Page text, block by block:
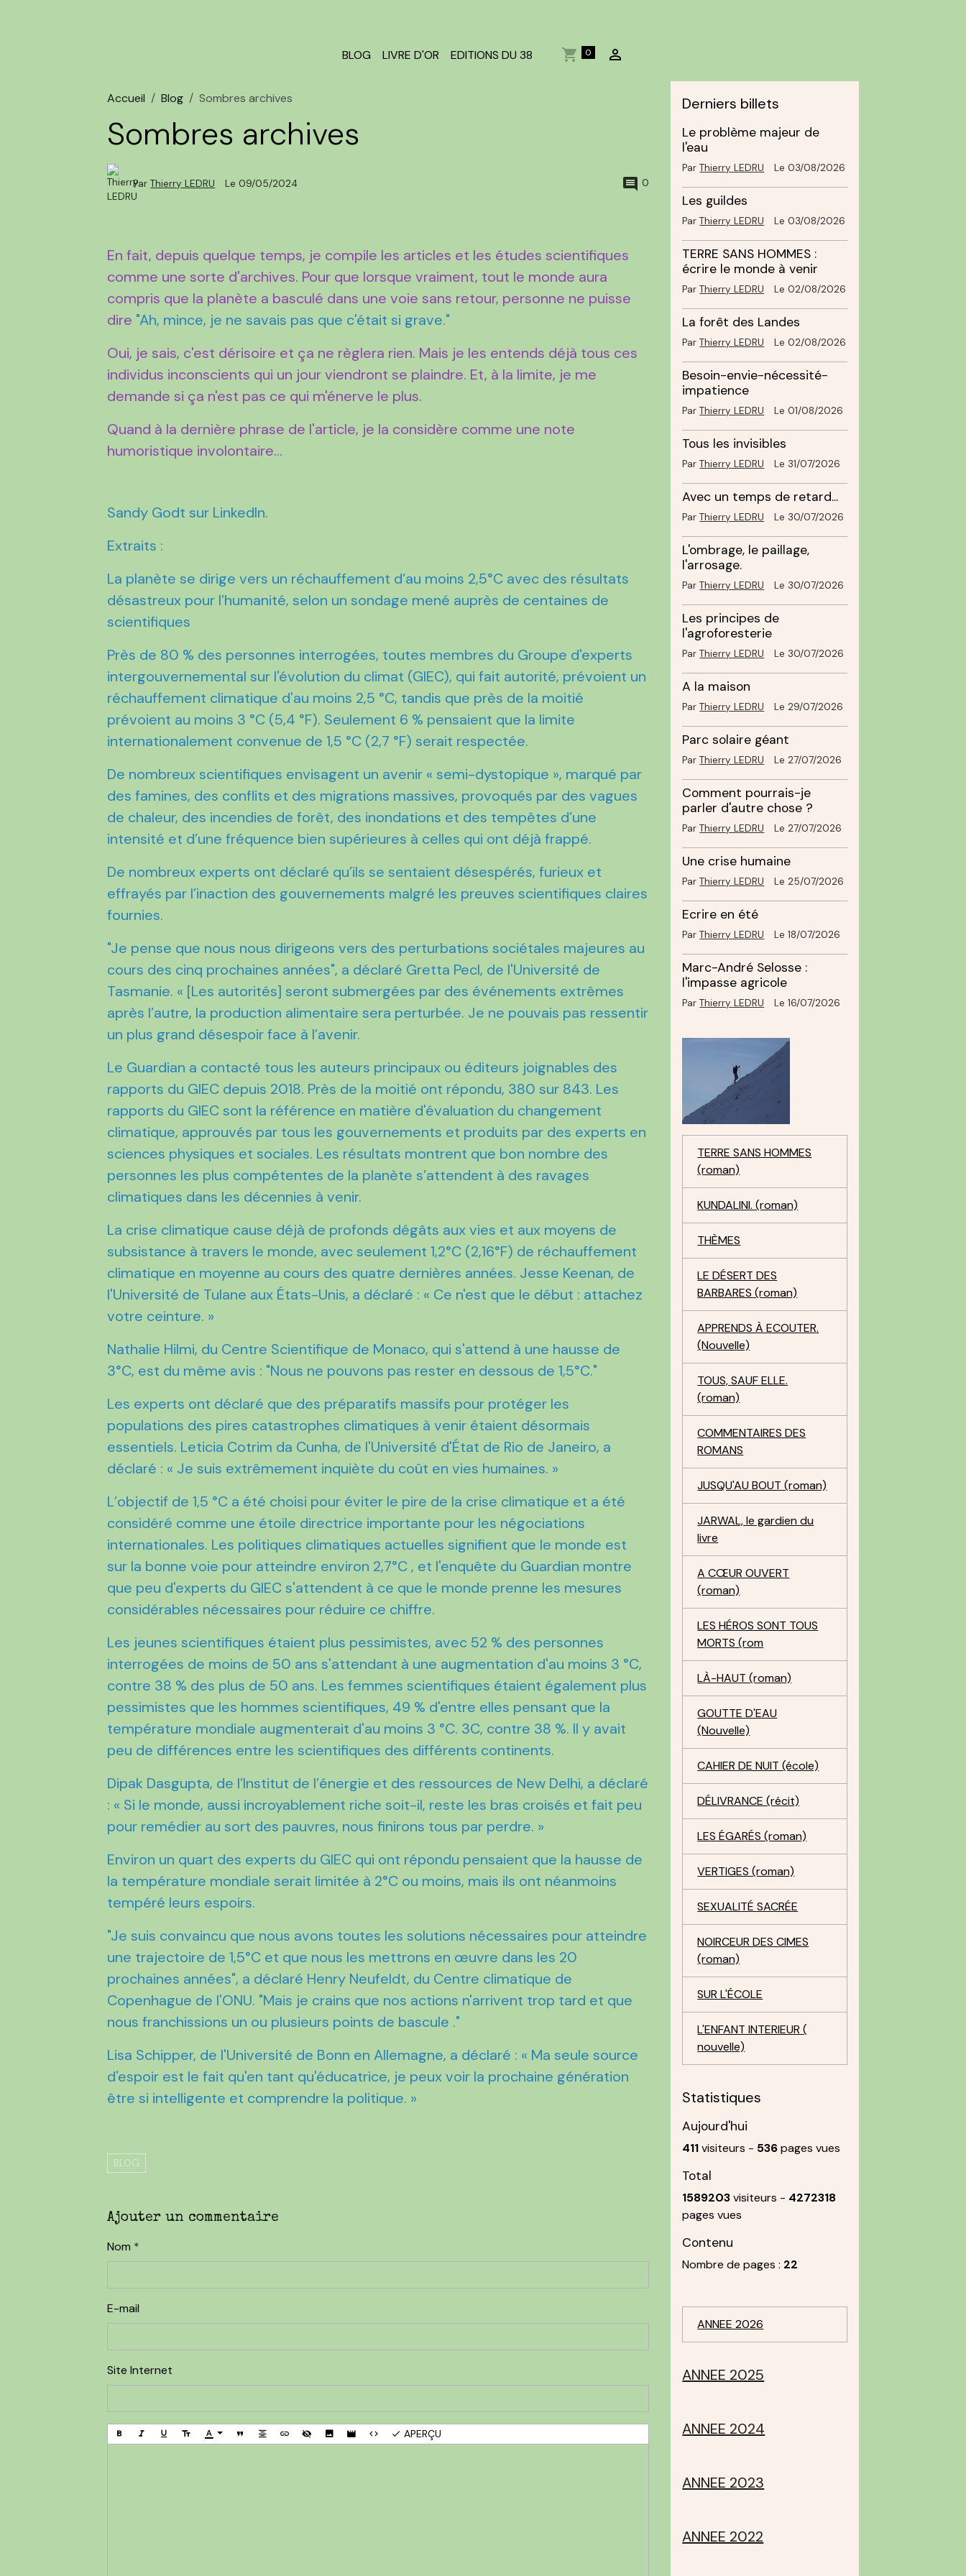
BLOG LIVRE D'OR EDITIONS DU 38 0
Accueil Blog Sombres archives
Sombres archives
ParThierry LEDRU Le 09/05/2024 0
En fait, depuis quelque temps, je compile les articles et les études scientifiques
comme une sorte d'archives. Pour que lorsque vraiment, tout le monde aura
compris que la planète a basculé dans une voie sans retour, personne ne puisse
dire "Ah, mince, je ne savais pas que c'était si grave."
Oui, je sais, c'est dérisoire et ça ne règlera rien. Mais je les entends déjà tous ces
individus inconscients qui un jour viendront se plaindre. Et, à la limite, je me
demande si ça n'est pas ce qui m'énerve le plus.
Quand à la dernière phrase de l'article, je la considère comme une note
humoristique involontaire...
Sandy Godt sur LinkedIn.
Extraits :
La planète se dirige vers un réchauffement d’au moins 2,5°C avec des résultats
désastreux pour l’humanité, selon un sondage mené auprès de centaines de
scientifiques
Près de 80 % des personnes interrogées, toutes membres du Groupe d'experts
intergouvernemental sur l'évolution du climat (GIEC), qui fait autorité, prévoient un
réchauffement climatique d'au moins 2,5 °C, tandis que près de la moitié
prévoient au moins 3 °C (5,4 °F). Seulement 6 % pensaient que la limite
internationalement convenue de 1,5 °C (2,7 °F) serait respectée.
De nombreux scientifiques envisagent un avenir « semi-dystopique », marqué par
des famines, des conflits et des migrations massives, provoqués par des vagues
de chaleur, des incendies de forêt, des inondations et des tempêtes d’une
intensité et d’une fréquence bien supérieures à celles qui ont déjà frappé.
De nombreux experts ont déclaré qu’ils se sentaient désespérés, furieux et
effrayés par l’inaction des gouvernements malgré les preuves scientifiques claires
fournies.
"Je pense que nous nous dirigeons vers des perturbations sociétales majeures au
cours des cinq prochaines années", a déclaré Gretta Pecl, de l'Université de
Tasmanie. « [Les autorités] seront submergées par des événements extrêmes
après l’autre, la production alimentaire sera perturbée. Je ne pouvais pas ressentir
un plus grand désespoir face à l’avenir.
Le Guardian a contacté tous les auteurs principaux ou éditeurs joignables des
rapports du GIEC depuis 2018. Près de la moitié ont répondu, 380 sur 843. Les
rapports du GIEC sont la référence en matière d'évaluation du changement
climatique, approuvés par tous les gouvernements et produits par des experts en
sciences physiques et sociales. Les résultats montrent que bon nombre des
personnes les plus compétentes de la planète s’attendent à des ravages
climatiques dans les décennies à venir.
La crise climatique cause déjà de profonds dégâts aux vies et aux moyens de
subsistance à travers le monde, avec seulement 1,2°C (2,16°F) de réchauffement
climatique en moyenne au cours des quatre dernières années. Jesse Keenan, de
l'Université de Tulane aux États-Unis, a déclaré : « Ce n'est que le début : attachez
votre ceinture. »
Nathalie Hilmi, du Centre Scientifique de Monaco, qui s'attend à une hausse de
3°C, est du même avis : "Nous ne pouvons pas rester en dessous de 1,5°C."
Les experts ont déclaré que des préparatifs massifs pour protéger les
populations des pires catastrophes climatiques à venir étaient désormais
essentiels. Leticia Cotrim da Cunha, de l'Université d'État de Rio de Janeiro, a
déclaré : « Je suis extrêmement inquiète du coût en vies humaines. »
L’objectif de 1,5 °C a été choisi pour éviter le pire de la crise climatique et a été
considéré comme une étoile directrice importante pour les négociations
internationales. Les politiques climatiques actuelles signifient que le monde est
sur la bonne voie pour atteindre environ 2,7°C , et l'enquête du Guardian montre
que peu d'experts du GIEC s'attendent à ce que le monde prenne les mesures
considérables nécessaires pour réduire ce chiffre.
Les jeunes scientifiques étaient plus pessimistes, avec 52 % des personnes
interrogées de moins de 50 ans s'attendant à une augmentation d'au moins 3 °C,
contre 38 % des plus de 50 ans. Les femmes scientifiques étaient également plus
pessimistes que les hommes scientifiques, 49 % d'entre elles pensant que la
température mondiale augmenterait d'au moins 3 °C. 3C, contre 38 %. Il y avait
peu de différences entre les scientifiques des différents continents.
Dipak Dasgupta, de l’Institut de l’énergie et des ressources de New Delhi, a déclaré
: « Si le monde, aussi incroyablement riche soit-il, reste les bras croisés et fait peu
pour remédier au sort des pauvres, nous finirons tous par perdre. »
Environ un quart des experts du GIEC qui ont répondu pensaient que la hausse de
la température mondiale serait limitée à 2°C ou moins, mais ils ont néanmoins
tempéré leurs espoirs.
"Je suis convaincu que nous avons toutes les solutions nécessaires pour atteindre
une trajectoire de 1,5°C et que nous les mettrons en œuvre dans les 20
prochaines années", a déclaré Henry Neufeldt, du Centre climatique de
Copenhague de l'ONU. "Mais je crains que nos actions n'arrivent trop tard et que
nous franchissions un ou plusieurs points de bascule ."
Lisa Schipper, de l'Université de Bonn en Allemagne, a déclaré : « Ma seule source
d'espoir est le fait qu'en tant qu'éducatrice, je peux voir la prochaine génération
être si intelligente et comprendre la politique. »
BLOG
Ajouter un commentaire
Nom
E-mail
Site Internet
APERÇU
Derniers billets
Le problème majeur de
l'eau
ParThierry LEDRU Le 03/08/2026
Les guildes
ParThierry LEDRU Le 03/08/2026
TERRE SANS HOMMES :
écrire le monde à venir
ParThierry LEDRU Le 02/08/2026
La forêt des Landes
ParThierry LEDRU Le 02/08/2026
Besoin-envie-nécessité-
impatience
ParThierry LEDRU Le 01/08/2026
Tous les invisibles
ParThierry LEDRU Le 31/07/2026
Avec un temps de retard...
ParThierry LEDRU Le 30/07/2026
L'ombrage, le paillage,
l'arrosage.
ParThierry LEDRU Le 30/07/2026
Les principes de
l'agroforesterie
ParThierry LEDRU Le 30/07/2026
A la maison
ParThierry LEDRU Le 29/07/2026
Parc solaire géant
ParThierry LEDRU Le 27/07/2026
Comment pourrais-je
parler d'autre chose ?
ParThierry LEDRU Le 27/07/2026
Une crise humaine
ParThierry LEDRU Le 25/07/2026
Ecrire en été
ParThierry LEDRU Le 18/07/2026
Marc-André Selosse :
l'impasse agricole
ParThierry LEDRU Le 16/07/2026
TERRE SANS HOMMES
(roman)
KUNDALINI. (roman)
THÈMES
LE DÉSERT DES
BARBARES (roman)
APPRENDS À ECOUTER.
(Nouvelle)
TOUS, SAUF ELLE.
(roman)
COMMENTAIRES DES
ROMANS
JUSQU'AU BOUT (roman)
JARWAL, le gardien du
livre
A CŒUR OUVERT
(roman)
LES HÉROS SONT TOUS
MORTS (rom
LÀ-HAUT (roman)
GOUTTE D'EAU
(Nouvelle)
CAHIER DE NUIT (école)
DÉLIVRANCE (récit)
LES ÉGARÉS (roman)
VERTIGES (roman)
SEXUALITÉ SACRÉE
NOIRCEUR DES CIMES
(roman)
SUR L'ÉCOLE
L'ENFANT INTERIEUR (
nouvelle)
Statistiques
Aujourd'hui
411visiteurs - 536pages vues
Total
1589203visiteurs - 4272318
pages vues
Contenu
Nombre de pages : 22
ANNEE 2026
ANNEE 2025
ANNEE 2024
ANNEE 2023
ANNEE 2022